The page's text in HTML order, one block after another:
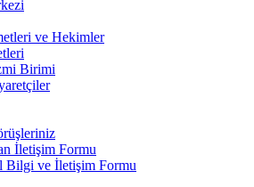
ve Hekimler
Birimi
İletişim Formu
Bilgi ve İletişim Formu